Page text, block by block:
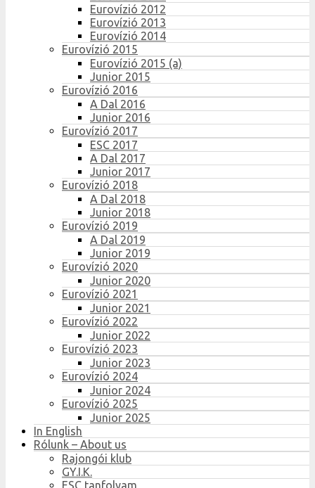
Eurovízió 2012
Eurovízió 2013
Eurovízió 2014
Eurovízió 2015
Eurovízió 2015 (a)
Junior 2015
Eurovízió 2016
A Dal 2016
Junior 2016
Eurovízió 2017
ESC 2017
A Dal 2017
Junior 2017
Eurovízió 2018
A Dal 2018
Junior 2018
Eurovízió 2019
A Dal 2019
Junior 2019
Eurovízió 2020
Junior 2020
Eurovízió 2021
Junior 2021
Eurovízió 2022
Junior 2022
Eurovízió 2023
Junior 2023
Eurovízió 2024
Junior 2024
Eurovízió 2025
Junior 2025
In English
Rólunk – About us
Rajongói klub
GY.I.K.
ESC tanfolyam